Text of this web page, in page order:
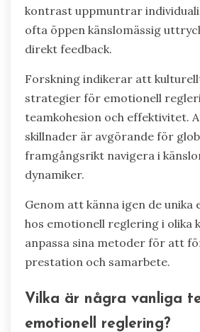
kontrast uppmuntrar
ofta öppen känslomässig
direkt feedback.
Forskning indikerar att
strategier för emotionell
teamkohesion och effektivitet.
skillnader är avgörande för
framgångsrikt navigera i
dynamiker.
Genom att känna igen de unika
hos emotionell reglering i olika
anpassa sina metoder för att
prestation och samarbete.
Vilka är några vanliga
emotionell reglering?